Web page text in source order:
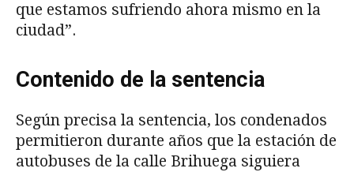
que estamos sufriendo ahora mismo en la
ciudad”.
Contenido de la sentencia
Según precisa la sentencia, los condenados
permitieron durante años que la estación de
autobuses de la calle Brihuega siguiera